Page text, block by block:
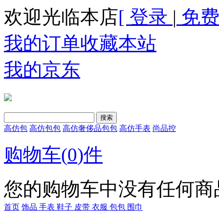
欢迎光临本店[ 登录 | 免
我的订单收藏本站
我的京东
高仿包 高仿包包 高仿奢侈品包包 高仿手表 尚品控
购物车(0)件
您的购物车中没有任何商
首页 饰品 手表 鞋子 皮带 衣服 包包 围巾